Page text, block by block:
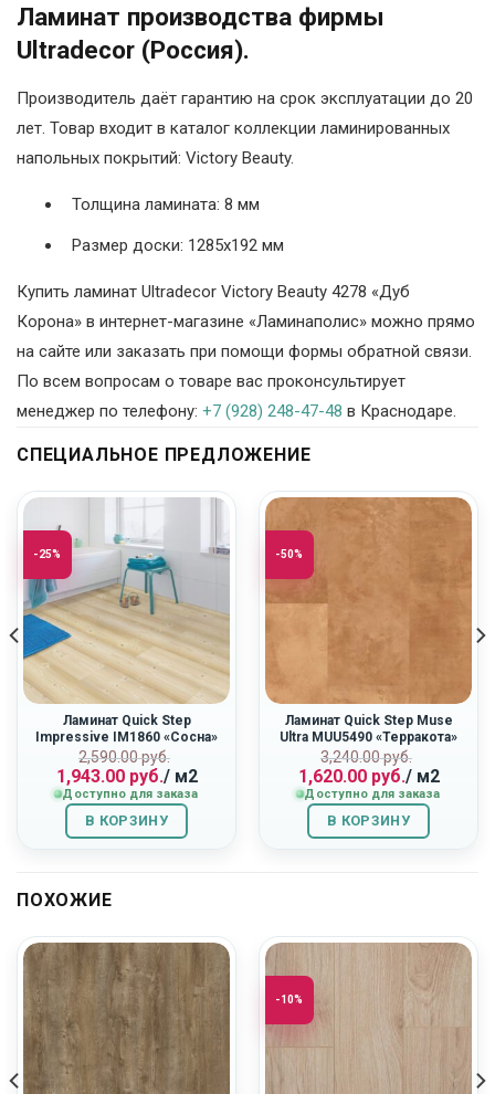
Ламинат производства фирмы
Ultradecor (Россия).
Производитель даёт гарантию на срок эксплуатации до 20
лет. Товар входит в каталог коллекции ламинированных
напольных покрытий: Victory Beauty.
Толщина ламината: 8 мм
Размер доски: 1285х192 мм
Купить ламинат Ultradecor Victory Beauty 4278 «Дуб
Корона» в интернет-магазине «Ламинаполис» можно прямо
на сайте или заказать при помощи формы обратной связи.
По всем вопросам о товаре вас проконсультирует
менеджер по телефону: +7 (928) 248-47-48 в Краснодаре.
СПЕЦИАЛЬНОЕ ПРЕДЛОЖЕНИЕ
-25%
Ламинат Quick Step
Impressive IM1860 «Сосна»
2,590.00руб.
Первоначальная
цена
составляла
2,590.00
руб..
1,943.00руб.
Текущая
цена:
1,943.00
руб..
/ м2
Доступно для заказа
В КОРЗИНУ
-50%
Ламинат Quick Step Muse
Ultra MUU5490 «Терракота»
3,240.00руб.
цена
составляла
3,240.00
руб..
1,620.00руб.
Текущая
цена:
1,620.00
руб..
/ м2
Доступно для заказа
В КОРЗИНУ
ПОХОЖИЕ
-10%